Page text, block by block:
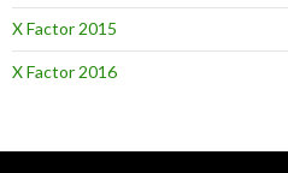
X Factor 2015
X Factor 2016